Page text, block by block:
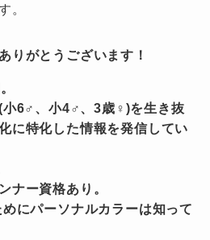
。
りがとうございます！
小6♂、小4♂、3歳♀)を生き抜
に特化した情報を発信してい
ナー資格あり。
にパーソナルカラーは知って